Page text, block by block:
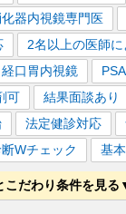
器内視鏡専門医
2名以上の医師
経口胃内視鏡 PSA
可 結果面談あり
法定健診対応
Wチェック 基
こだわり条件を見る